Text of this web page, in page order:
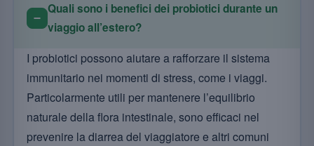
Quali sono i benefici dei probiotici durante un
viaggio all’estero?
I probiotici possono aiutare a rafforzare il sistema
immunitario nei momenti di stress, come i viaggi.
Particolarmente utili per mantenere l’equilibrio
naturale della flora intestinale, sono efficaci nel
prevenire la diarrea del viaggiatore e altri comuni